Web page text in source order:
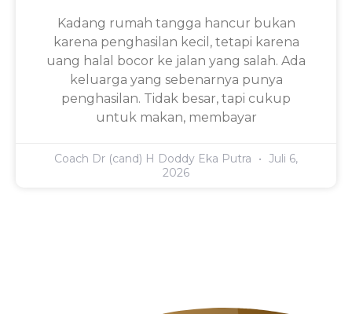
Kadang rumah tangga hancur bukan
karena penghasilan kecil, tetapi karena
uang halal bocor ke jalan yang salah. Ada
keluarga yang sebenarnya punya
penghasilan. Tidak besar, tapi cukup
untuk makan, membayar
Coach Dr (cand) H Doddy Eka Putra
Juli 6,
2026